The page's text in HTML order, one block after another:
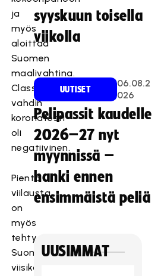
ja
myös
aloittaa
Suomen
maalivahtina.
Classic-
vahdin
koronatesti
oli
negatiivinen.
Pientä
viilausta
on
myös
tehty
Suomen
viisikoihin,
syyskuun toisella
viikolla
UUTISET
06.08.2
026
Pelipassit kaudelle
2026–27 nyt
myynnissä –
hanki ennen
ensimmäistä peliä
UUSIMMAT